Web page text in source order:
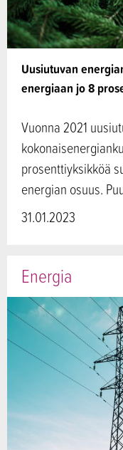
Uusiutuvan
energiaan jo 8
Vuonna 2021
prosenttiyksikköä
energian osuus.
31.01.2023
Energia